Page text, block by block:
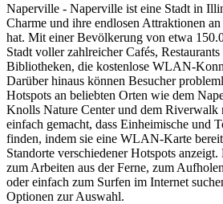
Naperville - Naperville ist eine Stadt in
Charme und ihre endlosen Attraktionen
hat. Mit einer Bevölkerung von etwa
Stadt voller zahlreicher Cafés,
Bibliotheken, die kostenlose WLAN-
Darüber hinaus können Besucher
Hotspots an beliebten Orten wie dem
Knolls Nature Center und dem Riverwalk
einfach gemacht, dass Einheimische und
finden, indem sie eine WLAN-Karte
Standorte verschiedener Hotspots
zum Arbeiten aus der Ferne, zum
oder einfach zum Surfen im Internet
Optionen zur Auswahl.